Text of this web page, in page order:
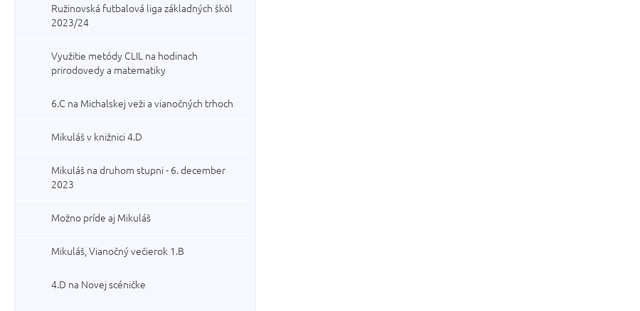
Ružinovská futbalová liga základných škôl
2023/24
Využitie metódy CLIL na hodinach
prirodovedy a matematiky
6.C na Michalskej veži a vianočných trhoch
Mikuláš v knižnici 4.D
Mikuláš na druhom stupni - 6. december
2023
Možno príde aj Mikuláš
Mikuláš, Vianočný večierok 1.B
4.D na Novej scéničke